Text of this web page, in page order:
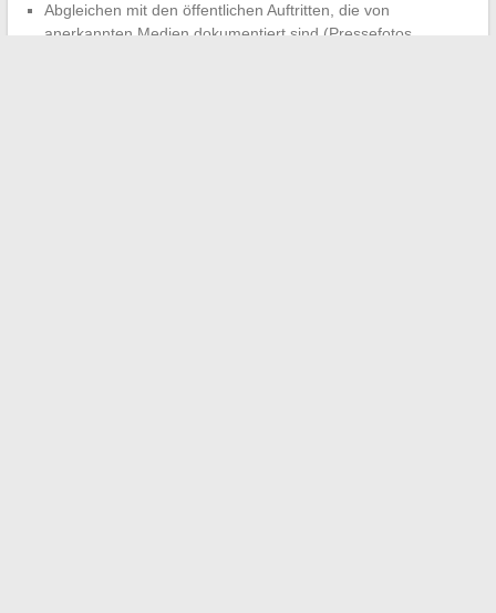
Abgleichen mit den öffentlichen Auftritten, die von
anerkannten Medien dokumentiert sind (Pressefotos,